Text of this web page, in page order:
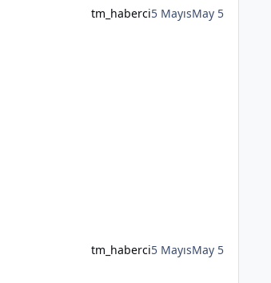
tm_haberci5 MayısMay 5
tm_haberci5 MayısMay 5